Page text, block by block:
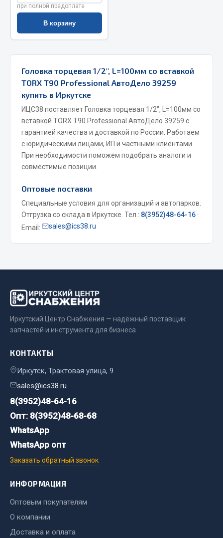
Система выпуска газа
Система охлаждения
Сцепление
Показать ещё
Запчасти МАЗ
Система питания
Подвеска
Тормозная система
Двери
Окно ветровое
Двигатель
Двигатель
Система выпуска газа
Система охлаждения
Сцепление
Тормозная система
Весь раздел
Запчасти ЯМЗ
при полной предоплате
В корзину
Головка торцевая 1/2", L=100мм со вставкой
TORX Т90 Professional АвтоДело 39259
купить в Иркутске
ИЦС38 поставляет Головка торцевая 1/2", L=100мм со
вставкой TORX Т90 Professional АвтоДело 39259 с
гарантией качества и доставкой по России. Работаем
с юридическими лицами, ИП и частными клиентами.
При необходимости поможем подобрать аналоги и
совместимые позиции.
Оптовые поставки
Специальные условия для организаций и автопарков.
Отгрузка со склада в Иркутске. Тел.: 8(3952)48-64-16 ·
Email:
sales@ics38.ru
Иркутский Центр Снабжения — надёжный поставщик
запчастей и инструмента для бизнеса
КОНТАКТЫ
Иркутск, Трактовая улица, 9
sales@ics38.ru
8(3952)48-64-16
Опт: 8(3952)48-68-68
WhatsApp
WhatsApp опт
Заказать обратный звонок
ИНФОРМАЦИЯ
Оптовым покупателям
О компании
Доставка и оплата